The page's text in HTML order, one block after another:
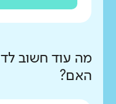
מה עוד חשוב
האם?